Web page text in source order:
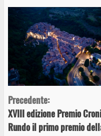
Continue
Reading
Precedente:
XVIII edizione Premio
Rundo il primo premio